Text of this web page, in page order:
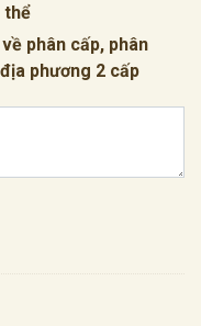
thể
phân cấp, phân
phương 2 cấp